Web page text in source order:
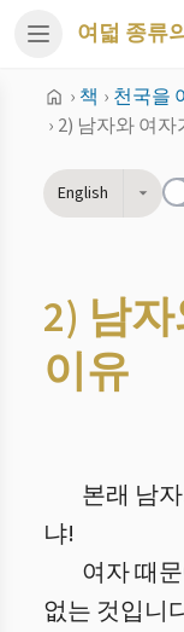
여덟 종류
› 책 › 천국을
› 2) 남자와 여
English
2) 남
이유
본래 남
냐!
여자 때
없는 것입니